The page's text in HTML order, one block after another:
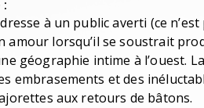
à un public averti (ce
amour lorsqu’il se soustrait
géographie intime à l’ouest.
embrasements et des
aux retours de bâtons.